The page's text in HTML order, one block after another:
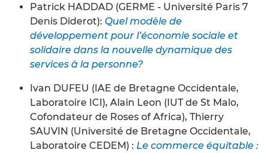
Patrick HADDAD (GERME - Université Paris 7
Denis Diderot): Quel modèle de
développement pour l’économie sociale et
solidaire dans la nouvelle dynamique des
services à la personne?
Ivan DUFEU (IAE de Bretagne Occidentale,
Laboratoire ICI), Alain Leon (IUT de St Malo,
Cofondateur de Roses of Africa), Thierry
SAUVIN (Université de Bretagne Occidentale,
Laboratoire CEDEM) : Le commerce équitable :